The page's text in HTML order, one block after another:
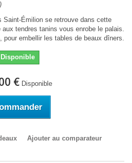
Saint-Émilion se retrouve dans cette
aux tendres tanins vous enrobe le palais.
pour embellir les tables de beaux dîners.
Disponible
€ Disponible
Ajouter au comparateur